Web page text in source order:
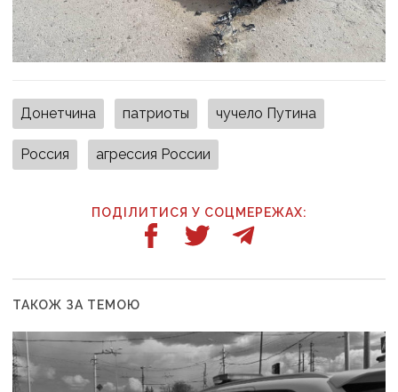
Донетчина патриоты чучело Путина
Россия агрессия России
ПОДІЛИТИСЯ У СОЦМЕРЕЖАХ:
ТАКОЖ ЗА ТЕМОЮ